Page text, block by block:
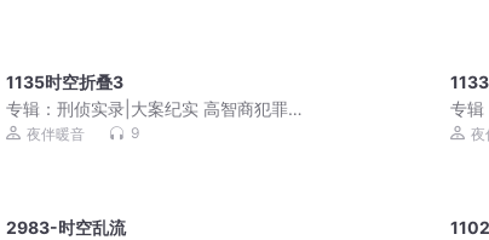
1135时空折叠3
专辑：刑侦实录|大案纪实 高智商犯罪
吕鹏同款
夜伴暖音 9
专辑
吕鹏
夜
2983-时空乱流